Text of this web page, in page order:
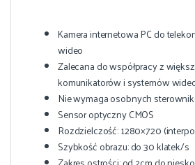
Kamera internetowa PC do
wideo
Zalecana do współpracy z
komunikatorów i systemów
Nie wymaga osobnych
Sensor optyczny CMOS
Rozdzielczość: 1280×720
Szybkość obrazu: do 30 klatek/s